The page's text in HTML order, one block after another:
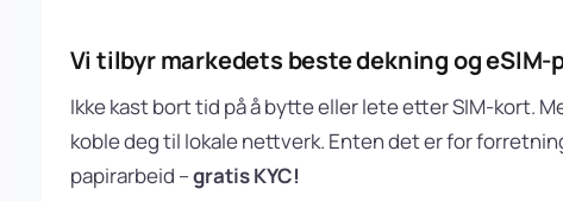
Vi tilbyr markedets beste dekning og eSIM-
Ikke kast bort tid på å bytte eller lete etter SIM-kort.
koble deg til lokale nettverk. Enten det er for
papirarbeid –gratis KYC!